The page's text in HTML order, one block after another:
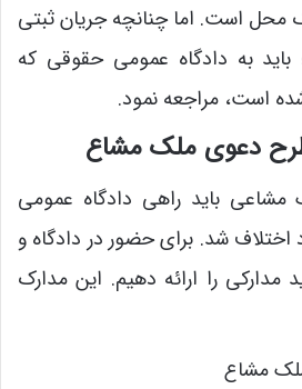
محل است. اما چنانچه جریان ثبتی
باید به دادگاه عمومی حقوقی که
است، مراجعه نمود.
طرح دعوی ملک مشاع
باید راهی دادگاه عمومی
شد. برای حضور در دادگاه و
مدارکی را ارائه دهیم. این مدارک
مشاع